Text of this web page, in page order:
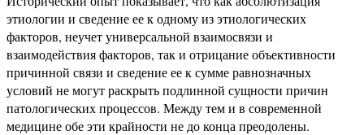
этиологии и сведение ее к одному из этиологических
факторов, неучет универсальной взаимосвязи и
взаимодействия факторов, так и отрицание объективности
причинной связи и сведение ее к сумме равнозначных
условий не могут раскрыть подлинной сущности причин
патологических процессов. Между тем и в современной
медицине обе эти крайности не до конца преодолены.